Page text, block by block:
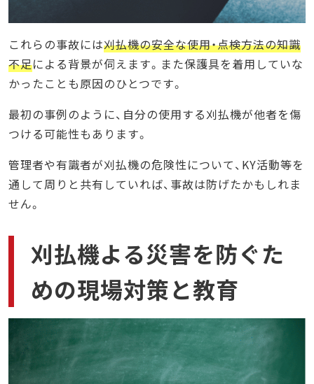
これらの事故には刈払機の安全な使用・点検方法の知識
不足による背景が伺えます。また保護具を着用していな
かったことも原因のひとつです。
最初の事例のように、自分の使用する刈払機が他者を傷
つける可能性もあります。
管理者や有識者が刈払機の危険性について、KY活動等を
通して周りと共有していれば、事故は防げたかもしれま
せん。
刈払機よる災害を防ぐた
めの現場対策と教育